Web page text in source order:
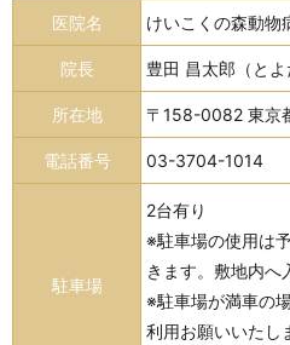
医院名 けいこくの森動物
院長 豊田 昌太郎（とよ
所在地 〒158-0082 東京
電話番号 03-3704-1014
駐車場
2台有り
※駐車場の使用は
きます。敷地内へ
※駐車場が満車の
利用お願いいたし